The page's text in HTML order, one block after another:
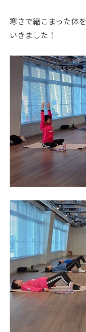
寒さで縮こまった体
いきました！